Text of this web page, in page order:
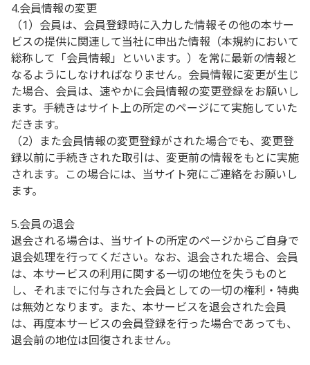
4.会員情報の変更
（1）会員は、会員登録時に入力した情報その他の本サー
ビスの提供に関連して当社に申出た情報（本規約において
総称して「会員情報」といいます。）を常に最新の情報と
なるようにしなければなりません。会員情報に変更が生じ
た場合、会員は、速やかに会員情報の変更登録をお願いし
ます。手続きはサイト上の所定のページにて実施していた
だきます。
（2）また会員情報の変更登録がされた場合でも、変更登
録以前に手続きされた取引は、変更前の情報をもとに実施
されます。この場合には、当サイト宛にご連絡をお願いし
ます。
5.会員の退会
退会される場合は、当サイトの所定のページからご自身で
退会処理を行ってください。なお、退会された場合、会員
は、本サービスの利用に関する一切の地位を失うものと
し、それまでに付与された会員としての一切の権利・特典
は無効となります。また、本サービスを退会された会員
は、再度本サービスの会員登録を行った場合であっても、
退会前の地位は回復されません。